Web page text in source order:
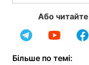
Або
Більше по темі: